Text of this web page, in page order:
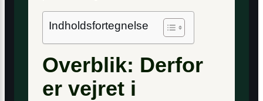
Indholdsfortegnelse
Overblik: Derfor
er vejret i